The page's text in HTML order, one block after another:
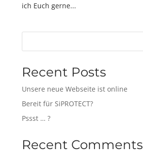
ich Euch gerne...
Recent Posts
Unsere neue Webseite ist online
Bereit für SiPROTECT?
Pssst … ?
Recent Comments